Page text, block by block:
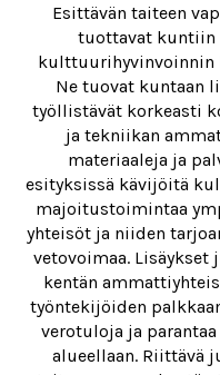
Esittävän taiteen
tuottavat kuntiin
kulttuurihyvinvoinnin
Ne tuovat kuntaan
työllistävät korkeasti
ja tekniikan
materiaaleja ja
esityksissä kävijöitä
majoitustoimintaa
yhteisöt ja niiden
vetovoimaa.
kentän
työntekijöiden
verotuloja ja
alueellaan. Riittävä